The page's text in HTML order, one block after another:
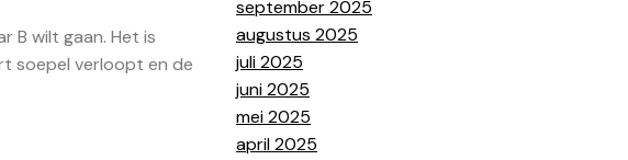
B wilt gaan. Het is
soepel verloopt en de
september 2025
augustus 2025
juli 2025
juni 2025
mei 2025
april 2025